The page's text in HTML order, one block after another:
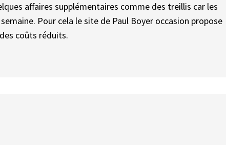
affaires supplémentaires comme des treillis car les
Pour cela le site de Paul Boyer occasion propose
coûts réduits.